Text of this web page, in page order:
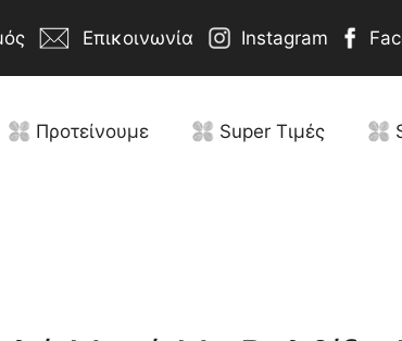
Επικοινωνία Instagram
Προτείνουμε Super Τιμές